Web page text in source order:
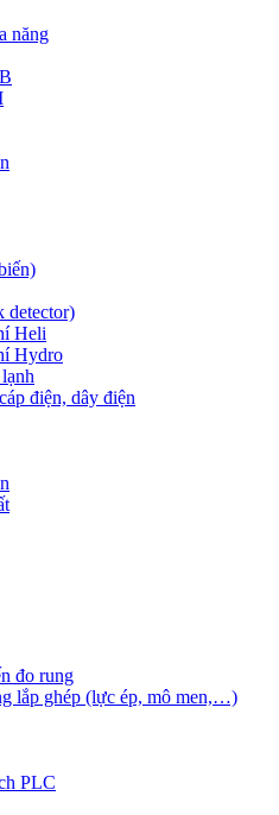
năng
detector)
Heli
Hydro
điện, dây điện
đo rung
lắp ghép (lực ép, mô men,…)
PLC